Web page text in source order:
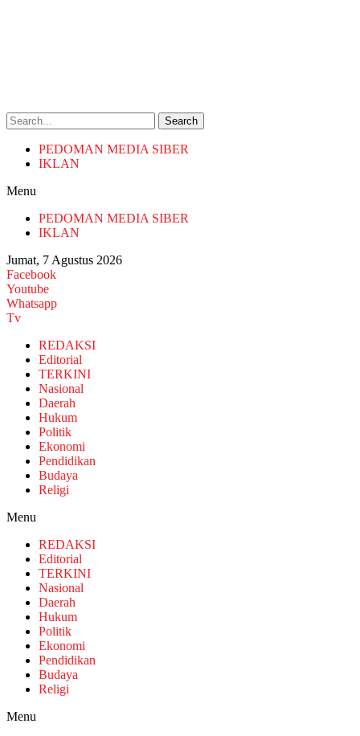
Search
PEDOMAN MEDIA SIBER
IKLAN
Menu
PEDOMAN MEDIA SIBER
IKLAN
Jumat, 7 Agustus 2026
Facebook
Youtube
Whatsapp
Tv
REDAKSI
Editorial
TERKINI
Nasional
Daerah
Hukum
Politik
Ekonomi
Pendidikan
Budaya
Religi
Menu
REDAKSI
Editorial
TERKINI
Nasional
Daerah
Hukum
Politik
Ekonomi
Pendidikan
Budaya
Religi
Menu